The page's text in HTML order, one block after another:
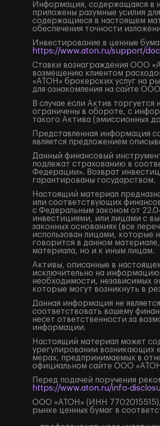
Информация, содержащаяся в
приложены разумные усилия
содержащиеся в настоящем
обеспечения точности
Инвестирование в ценные
https://www.aton.ru/support/
Ставки вознаграждения ООО
возмещению клиентом
«АТОН» брокерских услуг на
для ознакомления на сайте
В случае если Актив
ограничены в обороте, с
такого Актива (эмиссионных
Представленная информация
является предложением
Данный финансовый
подлежат страхованию в
Федерации». Возврат
гарантированы государством.
Настоящий материал
или соответствующих
с Федеральным законом от
инвестициями, или лицами с
законных основаниях (все
использован лицами, которые
говорится в данном
материала, но и к иным лицам.
Активы, описанные в
исключительно на
необходимости, независимых
которые могут возникнуть в
Данная информация не
соответствовать вашему
несет ответственности за
информации.
Настоящий материал может
урегулировании возникающих
мерах, предпринимаемых в
официальном сайте ООО
Перед подачей поручения
https://www.aton.ru/info-
ООО «АТОН» (ИНН 7702015515),
рынке ценных бумаг в